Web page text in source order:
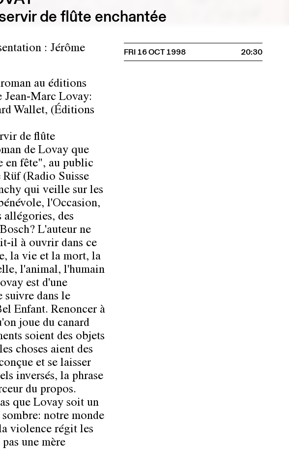
de flûte enchantée
: Jérôme
au éditions
Jean-Marc Lovay:
Wallet, (Éditions
de flûte
de Lovay que
en fête", au public
(Radio Suisse
qui veille sur les
l'Occasion,
allégories, des
L'auteur ne
il à ouvrir dans ce
la vie et la mort, la
l'animal, l'humain
est d'une
suivre dans le
Enfant. Renoncer à
joue du canard
soient des objets
choses aient des
et se laisser
inversés, la phrase
du propos.
que Lovay soit un
notre monde
violence régit les
une mère
FRI 16 OCT 1998 20:30